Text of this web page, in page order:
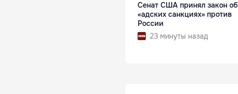
Сенат США принял закон об
«адских санкциях» против
России
23 минуты назад